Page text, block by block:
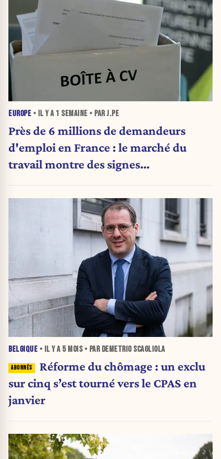
EUROPE • IL Y A 1 SEMAINE • PAR J.PE
Près de 6 millions de demandeurs
d'emploi en France : le marché du
travail montre des signes
BELGIQUE • IL Y A 5 MOIS• PAR DEMETRIO SCAGLIOLA
Réforme du chômage : un exclu
sur cinq s’est tourné vers le CPAS en
janvier